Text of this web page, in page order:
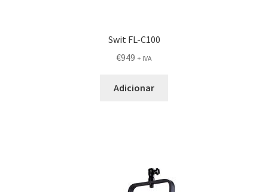
Swit FL-C100
€949 + IVA
Adicionar